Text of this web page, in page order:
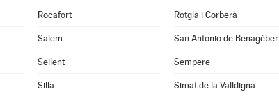
Rocafort Rotglà i Corberà
Salem San Antonio de Benagéber
Sellent Sempere
Silla Simat de la Valldigna